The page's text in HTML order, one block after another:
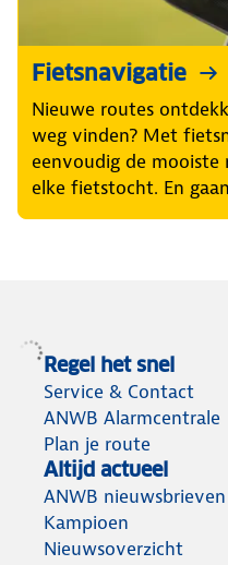
Fietsnavigatie
Nieuwe routes
weg vinden? Met
eenvoudig de
elke fietstocht. En
Regel het snel
Service & Contact
ANWB Alarmcentrale
Plan je route
Altijd actueel
ANWB nieuwsbrieven
Kampioen
Nieuwsoverzicht